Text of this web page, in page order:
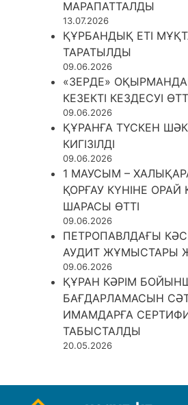
МАРАПАТТАЛДЫ
13.07.2026
ҚҰРБАНДЫҚ ЕТІ
ТАРАТЫЛДЫ
09.06.2026
«ЗЕРДЕ»
КЕЗЕКТІ КЕЗДЕСУІ
09.06.2026
ҚҰРАНҒА ТҮСКЕН
КИГІЗІЛДІ
09.06.2026
1 МАУСЫМ –
ҚОРҒАУ КҮНІНЕ
ШАРАСЫ ӨТТІ
09.06.2026
ПЕТРОПАВЛДАҒЫ
АУДИТ ЖҰМЫСТАРЫ
09.06.2026
ҚҰРАН КӘРІМ
БАҒДАРЛАМАСЫН
ИМАМДАРҒА
ТАБЫСТАЛДЫ
20.05.2026